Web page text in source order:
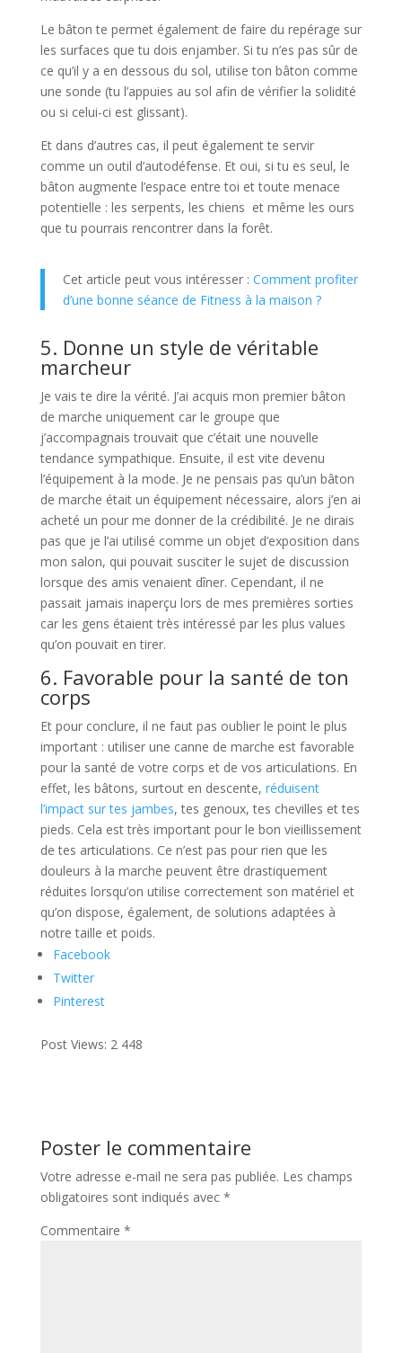
Le bâton te permet également de faire du repérage sur
les surfaces que tu dois enjamber. Si tu n’es pas sûr de
ce qu’il y a en dessous du sol, utilise ton bâton comme
une sonde (tu l’appuies au sol afin de vérifier la solidité
ou si celui-ci est glissant).
Et dans d’autres cas, il peut également te servir
comme un outil d’autodéfense. Et oui, si tu es seul, le
bâton augmente l’espace entre toi et toute menace
potentielle : les serpents, les chiens et même les ours
que tu pourrais rencontrer dans la forêt.
Cet article peut vous intéresser : Comment profiter
d’une bonne séance de Fitness à la maison ?
5. Donne un style de véritable
marcheur
Je vais te dire la vérité. J’ai acquis mon premier bâton
de marche uniquement car le groupe que
j’accompagnais trouvait que c’était une nouvelle
tendance sympathique. Ensuite, il est vite devenu
l’équipement à la mode. Je ne pensais pas qu’un bâton
de marche était un équipement nécessaire, alors j’en ai
acheté un pour me donner de la crédibilité. Je ne dirais
pas que je l’ai utilisé comme un objet d’exposition dans
mon salon, qui pouvait susciter le sujet de discussion
lorsque des amis venaient dîner. Cependant, il ne
passait jamais inaperçu lors de mes premières sorties
car les gens étaient très intéressé par les plus values
qu’on pouvait en tirer.
6. Favorable pour la santé de ton
corps
Et pour conclure, il ne faut pas oublier le point le plus
important : utiliser une canne de marche est favorable
pour la santé de votre corps et de vos articulations. En
effet, les bâtons, surtout en descente, réduisent
l’impact sur tes jambes, tes genoux, tes chevilles et tes
pieds. Cela est très important pour le bon vieillissement
de tes articulations. Ce n’est pas pour rien que les
douleurs à la marche peuvent être drastiquement
réduites lorsqu’on utilise correctement son matériel et
qu’on dispose, également, de solutions adaptées à
notre taille et poids.
Facebook
Twitter
Pinterest
Post Views: 2 448
Poster le commentaire
Votre adresse e-mail ne sera pas publiée. Les champs
obligatoires sont indiqués avec *
Commentaire *